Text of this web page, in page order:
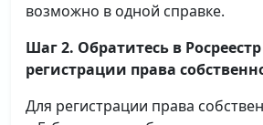
возможно в одной справке.
Шаг 2. Обратитесь в
регистрации права
Для регистрации права